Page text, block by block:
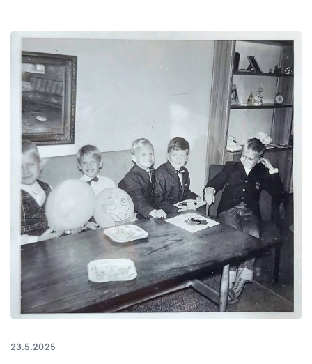
23.5.2025